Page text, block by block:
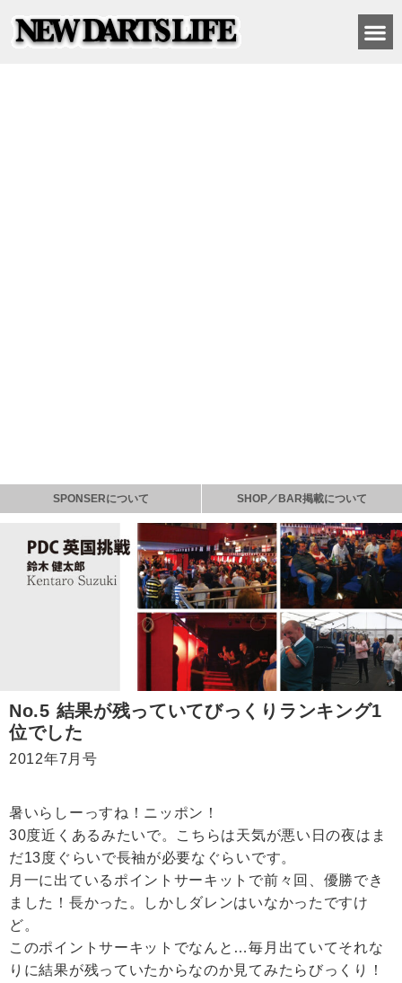
SPONSERについて SHOP／BAR掲載について
No.5 結果が残っていてびっくりランキング1
位でした
2012年7月号
暑いらしーっすね！ニッポン！
30度近くあるみたいで。こちらは天気が悪い日の夜はま
だ13度ぐらいで長袖が必要なぐらいです。
月一に出ているポイントサーキットで前々回、優勝でき
ました！長かった。しかしダレンはいなかったですけ
ど。
このポイントサーキットでなんと…毎月出ていてそれな
りに結果が残っていたからなのか見てみたらびっくり！